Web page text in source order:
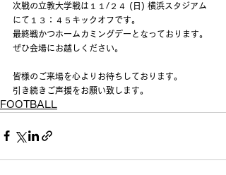
次戦の立教大学戦は１１/２４ (日) 横浜スタジアム
にて１３：４５キックオフです。
最終戦かつホームカミングデーとなっております。
ぜひ会場にお越しください。
皆様のご来場を心よりお待ちしております。
引き続きご声援をお願い致します。
FOOTBALL